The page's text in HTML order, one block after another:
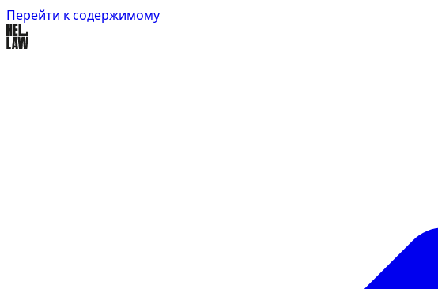
Перейти к содержимому